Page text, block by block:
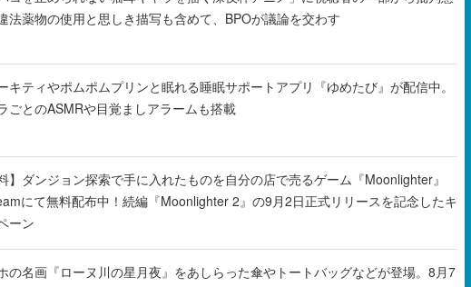
法薬物の使用と思しき描写も含めて、BPOが議論を交わす
キティやポムポムプリンと眠れる睡眠サポートアプリ『ゆめたび』が配信中。
ごとのASMRや目覚ましアラームも搭載
】ダンジョン探索で手に入れたものを自分の店で売るゲーム『Moonlighter』
にて無料配布中！続編『Moonlighter 2』の9月2日正式リリースを記念したキ
ーン
の名画『ローヌ川の星月夜』をあしらった傘やトートバッグなどが登場。8月7